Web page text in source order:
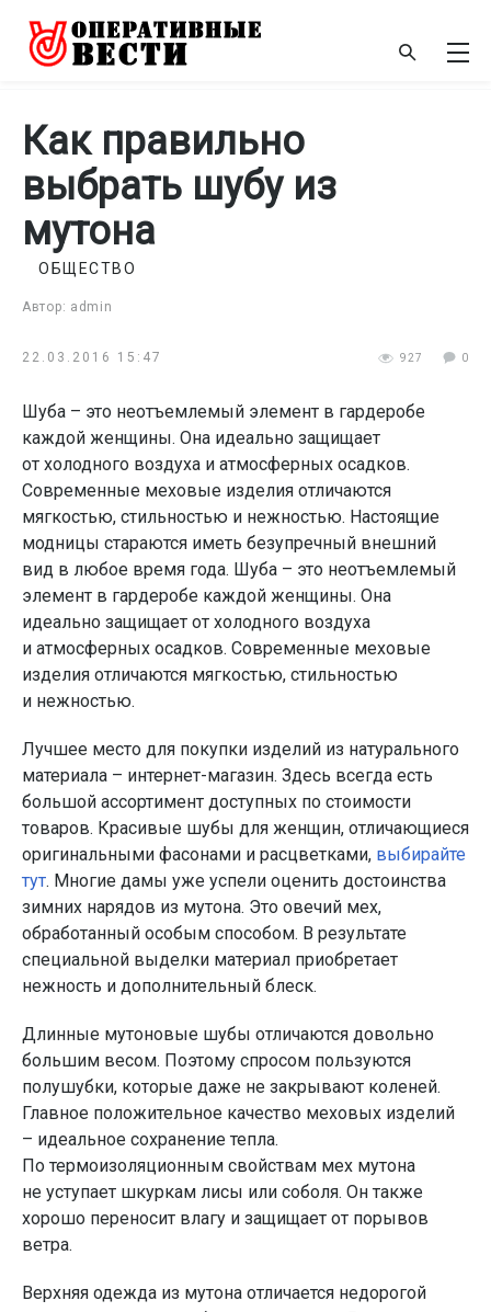
Как правильно
выбрать шубу из
мутона
Автор: admin
ОБЩЕСТВО
22.03.2016 15:47 927 0
Шуба – это неотъемлемый элемент в гардеробе
каждой женщины. Она идеально защищает
от холодного воздуха и атмосферных осадков.
Современные меховые изделия отличаются
мягкостью, стильностью и нежностью. Настоящие
модницы стараются иметь безупречный внешний
вид в любое время года. Шуба – это неотъемлемый
элемент в гардеробе каждой женщины. Она
идеально защищает от холодного воздуха
и атмосферных осадков. Современные меховые
изделия отличаются мягкостью, стильностью
и нежностью.
Лучшее место для покупки изделий из натурального
материала – интернет-магазин. Здесь всегда есть
большой ассортимент доступных по стоимости
товаров. Красивые шубы для женщин, отличающиеся
оригинальными фасонами и расцветками, выбирайте
тут. Многие дамы уже успели оценить достоинства
зимних нарядов из мутона. Это овечий мех,
обработанный особым способом. В результате
специальной выделки материал приобретает
нежность и дополнительный блеск.
Длинные мутоновые шубы отличаются довольно
большим весом. Поэтому спросом пользуются
полушубки, которые даже не закрывают коленей.
Главное положительное качество меховых изделий
– идеальное сохранение тепла.
По термоизоляционным свойствам мех мутона
не уступает шкуркам лисы или соболя. Он также
хорошо переносит влагу и защищает от порывов
ветра.
Верхняя одежда из мутона отличается недорогой